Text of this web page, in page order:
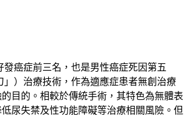
癌症前三名，也是男性癌症死因第五
」）治療技術，作為適應症患者無創治療
目的。相較於傳統手術，其特色為無體表
尿失禁及性功能障礙等治療相關風險。但